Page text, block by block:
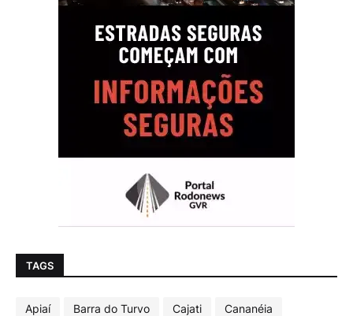
TAGS
Apiaí Barra do Turvo Cajati
Cananéia